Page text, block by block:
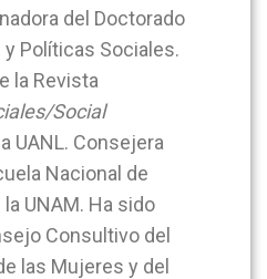
del Doctorado
y Políticas Sociales.
la Revista
Social
UANL. Consejera
Nacional de
UNAM. Ha sido
Consultivo del
las Mujeres y del